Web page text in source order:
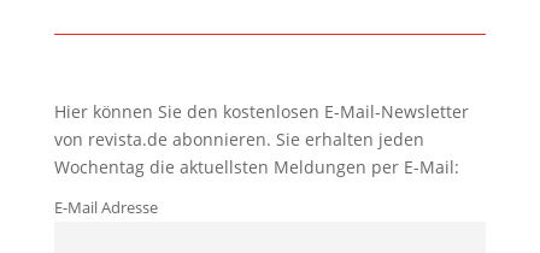
Hier können Sie den kostenlosen E-Mail-Newsletter
von revista.de abonnieren. Sie erhalten jeden
Wochentag die aktuellsten Meldungen per E-Mail:
E-Mail Adresse